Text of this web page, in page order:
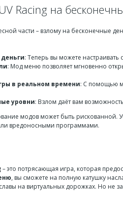
Racing на
части – взлому на бесконечные
: Теперь вы можете настраивать
: Мод меню позволяет мгновенно
в реальном времени: С помощью
уровни: Взлом даёт вам
модов может быть рискованной.
вредоносными программами.
– это потрясающая игра, которая
, вы сможете на полную катушку
на виртуальных дорожках. Но не